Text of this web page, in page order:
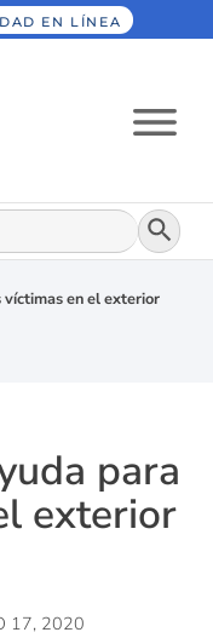
EN LÍNEA
Botón
víctimas en el exterior
para
exterior
17, 2020